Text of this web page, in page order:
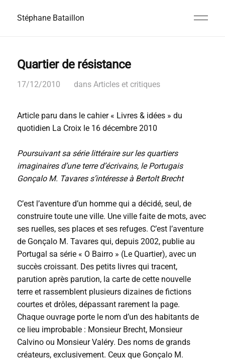
Stéphane Bataillon
Quartier de résistance
17/12/2010 dans Articles et critiques
Article paru dans le cahier « Livres & idées » du
quotidien La Croix le 16 décembre 2010
Poursuivant sa série littéraire sur les quartiers
imaginaires d’une terre d’écrivains, le Portugais
Gonçalo M. Tavares s’intéresse à Bertolt Brecht
C’est l’aventure d’un homme qui a décidé, seul, de
construire toute une ville. Une ville faite de mots, avec
ses ruelles, ses places et ses refuges. C’est l’aventure
de Gonçalo M. Tavares qui, depuis 2002, publie au
Portugal sa série « O Bairro » (Le Quartier), avec un
succès croissant. Des petits livres qui tracent,
parution après parution, la carte de cette nouvelle
terre et rassemblent plusieurs dizaines de fictions
courtes et drôles, dépassant rarement la page.
Chaque ouvrage porte le nom d’un des habitants de
ce lieu improbable : Monsieur Brecht, Monsieur
Calvino ou Monsieur Valéry. Des noms de grands
créateurs, exclusivement. Ceux que Gonçalo M.